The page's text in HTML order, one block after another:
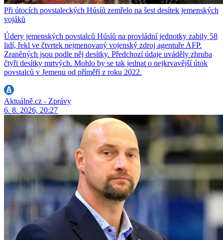
Při útocích povstaleckých Húsíů zemřelo na šest desítek jemenských
vojáků
Údery jemenských povstalců Húsíů na provládní jednotky zabily 58
lidí, řekl ve čtvrtek nejmenovaný vojenský zdroj agentuře AFP.
Zraněných jsou podle něj desítky. Předchozí údaje uváděly zhruba
čtyři desítky mrtvých. Mohlo by se tak jednat o nejkrvavější útok
povstalců v Jemenu od příměří z roku 2022.
Aktuálně.cz - Zprávy
6. 8. 2026, 20:27